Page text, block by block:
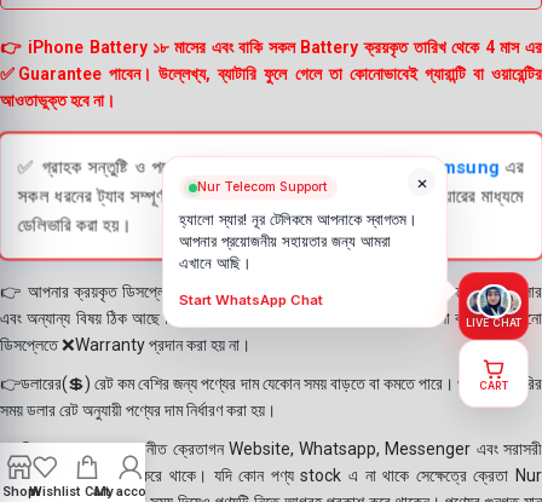
👉 iPhone Battery ১৮ মাসের এবং বাকি সকল Battery ক্রয়কৃত তারিখ থেকে 4 মাস এর
✅Guarantee পাবেন। উল্লেখ্য, ব্যাটারি ফুলে গেলে তা কোনোভাবেই গ্যারান্টি বা ওয়ারেন্টির
আওতাভুক্ত হবে না।
✅ গ্রাহক সন্তুষ্টি ও পণ্যের স্বচ্ছতা নিশ্চিত করতে Samsung এর
সকল ধরনের ট্যাব সম্পূর্ণরূপে যাচাই (Check) করার পরই বিক্রি ও কুরিয়ারের মাধ্যমে
ডেলিভারি করা হয়।
👉 আপনার ক্রয়কৃত ডিসপ্লে স্থায়ী ভাবে লাগানোর আগে মোবাইলে লাগিয়ে চেক করে নিবেন কালার
এবং অন্যান্য বিষয় ঠিক আছে কিনা। শতভাগ নিশ্চিত হয়ে পলি তুলবেন। পলি তোলা বা আঠা লাগানো
ডিসপ্লেতে ❌Warranty প্রদান করা হয় না।
👉ডলারের(💲) রেট কম বেশির জন্য পণ্যের দাম যেকোন সময় বাড়তে বা কমতে পারে। পণ্য ডেলিভারির
সময় ডলার রেট অনুযায়ী পণ্যের দাম নির্ধারণ করা হয়।
👉বিঃ দ্রঃ- আমাদের সম্মানীত ক্রেতাগন Website, Whatsapp, Messenger এবং সরাসরী
ফোন করে পণ্য Order করে থাকে। যদি কোন পণ্য stock এ না থাকে সেক্ষেত্রে ক্রেতা Nur
ShopWishlist CartMy account
×
Nur Telecom Support
হ্যালো স্যার! নূর টেলিকমে আপনাকে স্বাগতম।
আপনার প্রয়োজনীয় সহায়তার জন্য আমরা
এখানে আছি।
Start WhatsApp Chat
LIVE CHAT
CART